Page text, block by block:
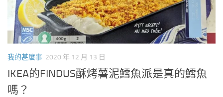
我的甚麼事 2020 年 12 月 13 日
IKEA的FINDUS酥烤薯泥鱈魚派是真的鱈魚
嗎？